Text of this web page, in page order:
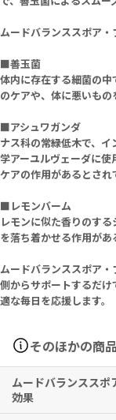
ムードバランススポア
■善玉菌
体内に存在する細菌の
のケアや、体に悪いもの
■アシュワガンダ
ナス科の常緑低木で、
学アーユルヴェーダに
ケアの作用があるとされ
■レモンバーム
レモンに似た香りのす
を落ち着かせる作用があ
ムードバランススポア
側からサポートするだ
適な毎日を応援します。
そのほかの商
ムードバランスス
効果